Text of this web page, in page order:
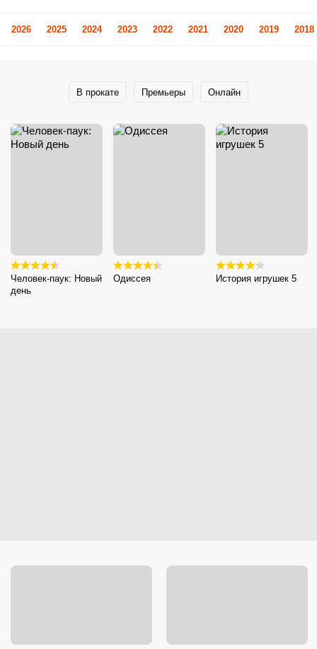
2026 2025 2024 2023 2022 2021 2020 2019 2018
В прокате Премьеры Онлайн
Человек-паук: Новый
день
Одиссея История игрушек 5